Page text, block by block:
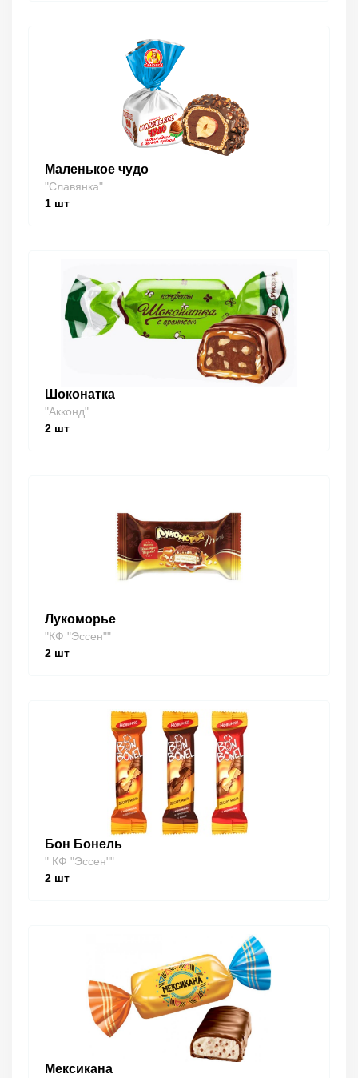
Маленькое чудо
"Славянка"
1 шт
Шоконатка
"Акконд"
2 шт
Лукоморье
"КФ "Эссен""
2 шт
Бон Бонель
" КФ "Эссен""
2 шт
Мексикана